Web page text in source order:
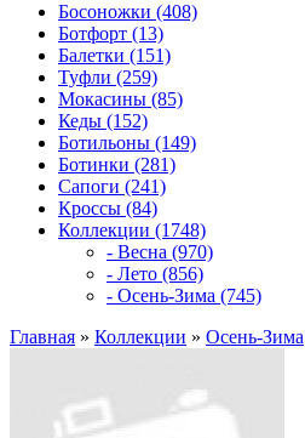
Босоножки (408)
Ботфорт (13)
Балетки (151)
Туфли (259)
Мокасины (85)
Кеды (152)
Ботильоны (149)
Ботинки (281)
Сапоги (241)
Кроссы (84)
Коллекции (1748)
- Весна (970)
- Лето (856)
- Осень-Зима (745)
Главная » Коллекции » Осень-Зима